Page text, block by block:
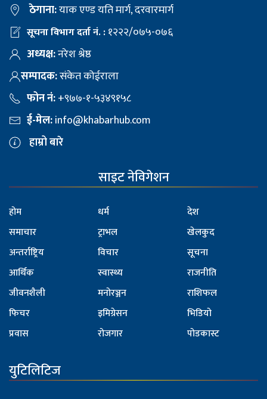
ठेगाना:याक एण्ड यति मार्ग, दरवारमार्ग
सूचना विभाग दर्ता नं. :१२२२/०७५-०७६
अध्यक्ष:नरेश श्रेष्ठ
सम्पादक:संकेत कोईराला
फोन नं:+९७७-१-५३४९१५८
ई-मेल:info@khabarhub.com
हाम्रो बारे
साइट नेविगेशन
होम
समाचार
अन्तर्राष्ट्रिय
आर्थिक
जीवनशैली
फिचर
प्रवास
धर्म
ट्राभल
विचार
स्वास्थ्य
मनोरञ्जन
इमिग्रेसन
रोजगार
देश
खेलकुद
सूचना
राजनीति
राशिफल
भिडियो
पोडकास्ट
युटिलिटिज